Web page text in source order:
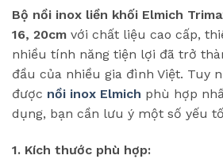
Bộ nồi inox liền khối Elmich
16, 20cm với chất liệu cao cấp,
nhiều tính năng tiện lợi đã trở
đầu của nhiều gia đình Việt. Tuy
được nồi inox Elmich phù hợp
dụng, bạn cần lưu ý một số yếu
1. Kích thước phù hợp: